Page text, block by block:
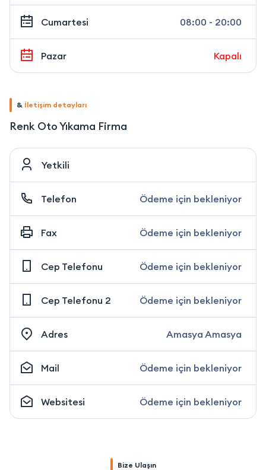
Cumartesi 08:00 - 20:00
Pazar Kapalı
& İletişim detayları
Renk Oto Yıkama Firma
Yetkili
Telefon Ödeme için bekleniyor
Fax Ödeme için bekleniyor
Cep Telefonu Ödeme için bekleniyor
Cep Telefonu 2 Ödeme için bekleniyor
Adres Amasya Amasya
Mail Ödeme için bekleniyor
Websitesi Ödeme için bekleniyor
Bize Ulaşın